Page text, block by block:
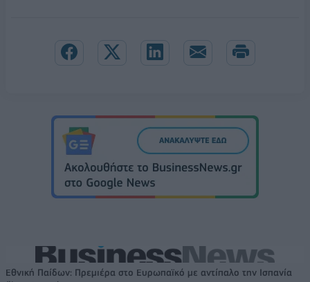
Εθνική Παίδων: Πρεμιέρα στο Ευρωπαϊκό με αντίπαλο την Ισπανία